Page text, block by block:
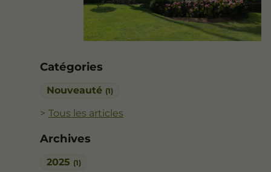
Catégories
Nouveauté (1)
Tous les articles
Archives
2025 (1)